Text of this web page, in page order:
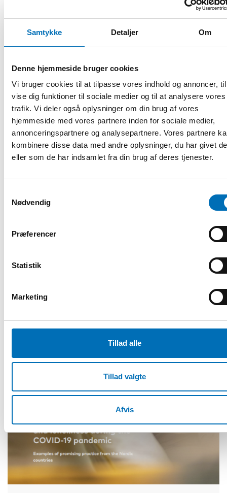
Samtykke Detaljer Om
Denne hjemmeside bruger cookies
Vi bruger cookies til at tilpasse vores indhold og annoncer,
vise dig funktioner til sociale medier og til at analysere vores
trafik. Vi deler også oplysninger om din brug af vores
hjemmeside med vores partnere inden for sociale medier,
annonceringspartnere og analysepartnere. Vores partnere
kombinere disse data med andre oplysninger, du har givet
eller som de har indsamlet fra din brug af deres tjenester.
Nødvendig
Præferencer
Statistik
Marketing
Tillad alle
Tillad valgte
Afvis
VELFÆRDSPOLITIK
1 feb 2023
The impact of the COVID-19 pandemic
on social isolation and loneliness – A
Nordic research review
The COVID-19 pandemic has in many ways
challenged the health and well-being of people,
and more widely, the welfare systems in the [...]